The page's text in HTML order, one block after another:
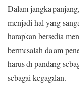
Dalam jangka
menjadi hal yang
harapkan bersedia
bermasalah dalam
harus di pandang
sebagai kegagalan.